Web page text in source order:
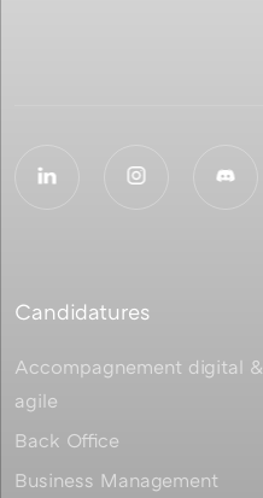
Candidatures
Accompagnement digital &
agile
Back Office
Business Management